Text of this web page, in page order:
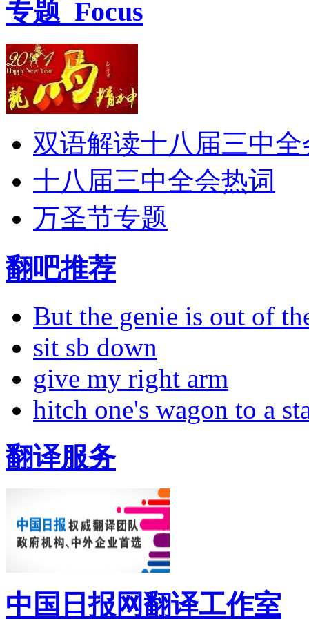
专题 Focus
双语解读十八届三中全
十八届三中全会热词
万圣节专题
翻吧推荐
But the genie is out of
sit sb down
give my right arm
hitch one's wagon to a
翻译服务
中国日报网翻译工作室